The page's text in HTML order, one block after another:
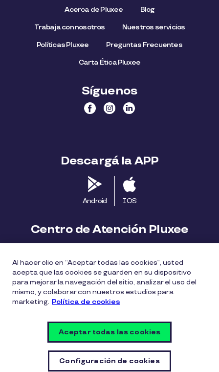
Acerca de Pluxee Blog
Trabaja con nosotros Nuestros servicios
Políticas Pluxee Preguntas Frecuentes
Carta Ética Pluxee
Síguenos
Descargá la APP
Android IOS
Centro de Atención Pluxee
consumidores.uy@pluxeegroup.com
Centro de reclamos
Política de Cookies Políticas de privacidad
Configuración de cookies
Al hacer clic en “Aceptar todas las cookies”, usted
acepta que las cookies se guarden en su dispositivo
para mejorar la navegación del sitio, analizar el uso del
mismo, y colaborar con nuestros estudios para
marketing. Política de cookies
Configuración de cookies
Aceptar todas las cookies